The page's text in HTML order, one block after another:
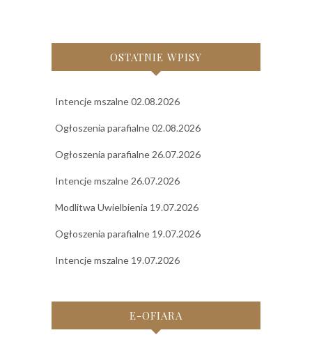
OSTATNIE WPISY
Intencje mszalne 02.08.2026
Ogłoszenia parafialne 02.08.2026
Ogłoszenia parafialne 26.07.2026
Intencje mszalne 26.07.2026
Modlitwa Uwielbienia 19.07.2026
Ogłoszenia parafialne 19.07.2026
Intencje mszalne 19.07.2026
E-OFIARA